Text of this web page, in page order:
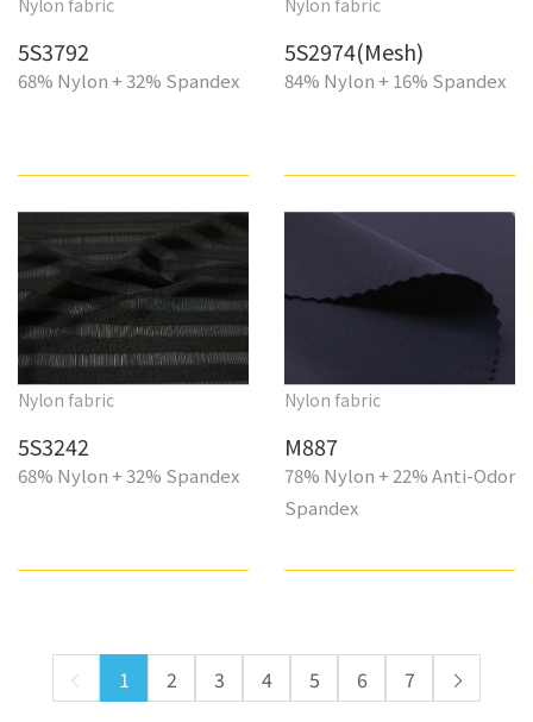
Nylon fabric
5S3792
68% Nylon + 32% Spandex
Nylon fabric
5S2974(Mesh)
84% Nylon + 16% Spandex
Nylon fabric
5S3242
68% Nylon + 32% Spandex
Nylon fabric
M887
78% Nylon + 22% Anti-Odor
Spandex
1 2 3 4 5 6 7